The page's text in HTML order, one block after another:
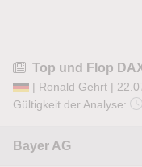
Top und Flop
| Ronald Gehrt |
Gültigkeit der Analyse:
Bayer AG